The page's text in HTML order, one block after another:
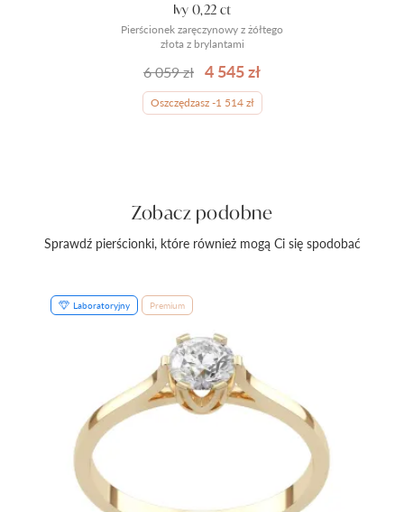
Pierścionek zaręczynowy z żółtego
złota z brylantami
Ivy 0,22 ct
6 059 zł 4 545 zł
Oszczędzasz -1 514 zł
Zobacz podobne
Sprawdź pierścionki, które również mogą Ci się spodobać
Laboratoryjny Premium